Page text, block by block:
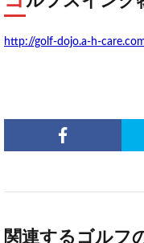
http://golf-dojo.a-h-
関連するゴルフ